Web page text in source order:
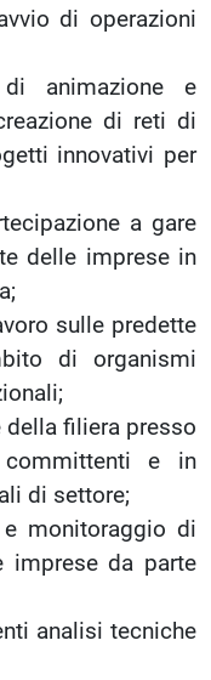
di operazioni
animazione e
di reti di
innovativi per
a gare
delle imprese in
sulle predette
di organismi
filiera presso
e in
di settore;
monitoraggio di
imprese da parte
analisi tecniche